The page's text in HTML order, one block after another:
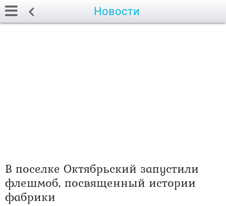
Новости
В поселке Октябрьский запустили
флешмоб, посвященный истории
фабрики